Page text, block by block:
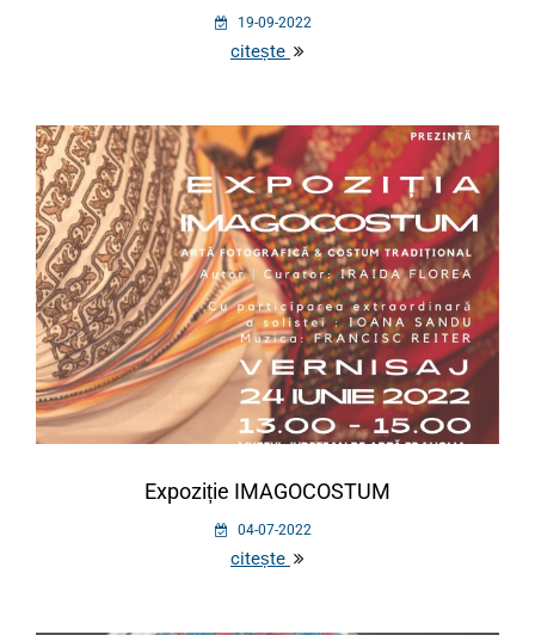
19-09-2022
citește
Expoziție IMAGOCOSTUM
04-07-2022
citește